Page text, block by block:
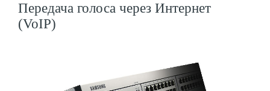
Передача голоса через Интернет
(VoIP)